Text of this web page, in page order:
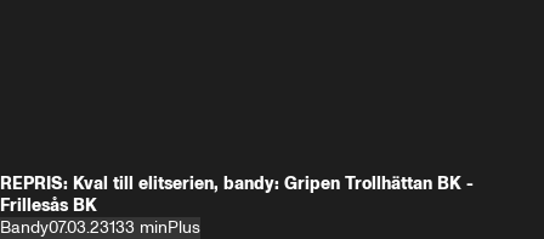
REPRIS: Kval till elitserien, bandy: Gripen Trollhättan BK -
Frillesås BK
Bandy07.03.23133 minPlus